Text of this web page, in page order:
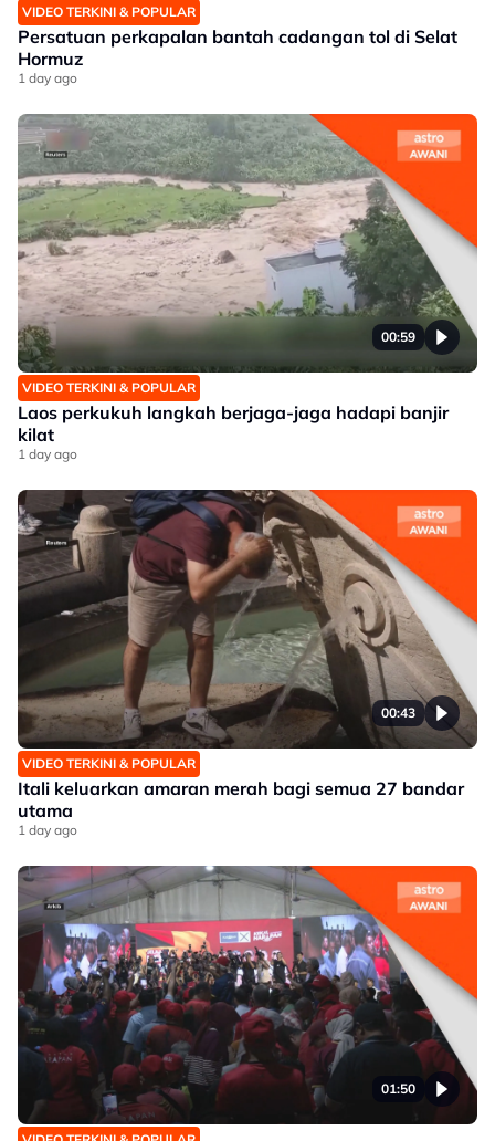
VIDEO TERKINI & POPULAR
Persatuan perkapalan bantah cadangan tol di Selat
Hormuz
1 day ago
00:59
VIDEO TERKINI & POPULAR
Laos perkukuh langkah berjaga-jaga hadapi banjir
kilat
1 day ago
00:43
VIDEO TERKINI & POPULAR
Itali keluarkan amaran merah bagi semua 27 bandar
utama
1 day ago
01:50